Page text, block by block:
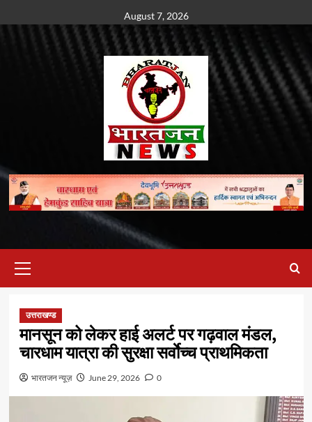
to
August 7, 2026
Menu
उत्तराखण्ड
मानसून को लेकर हाई अलर्ट पर गढ़वाल मंडल,
चारधाम यात्रा की सुरक्षा सर्वाेच्च प्राथमिकता
भारतजन न्यूज़ June 29, 2026 0